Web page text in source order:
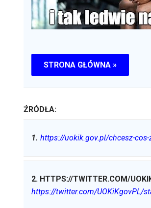
STRONA GŁÓWNA »
ŹRÓDŁA:
1. https://uokik.gov.pl/chcesz-cos-
2. HTTPS://TWITTER.COM/
https://twitter.com/UOKiKgovPL/